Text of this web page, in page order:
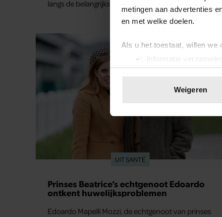
metingen aan advertenties
en met welke doelen.
Als u het toestaat, willen we
Informatie
Uw apparaat
toestemming op elk
We gebruiken cookies om
websiteverkeer te
media, adverteren en
verstrekt of die ze hebben
Weigeren
langs de belangrijkste plekken uit hun gezamenlijke
verleden. Vooral de woning aan de Lange
herinneringen op. Daar begon hun leven samen
en werd dochter Lola geboren.
UIT SANTÉ
Prinses Beatrice’s echtgenoot Edoardo
ontkent huwelijksproblemen
Edoardo Mapelli Mozzi, de echtgenoot van prinses